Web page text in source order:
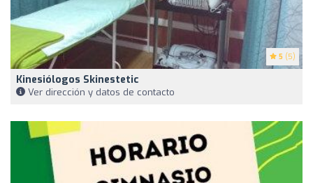
5 (5)
Kinesiólogos Skinestetic
Ver dirección y datos de contacto